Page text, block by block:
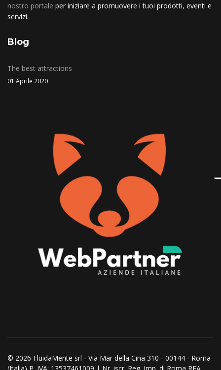
nostro portale per iniziare a promuovere i tuoi prodotti, eventi e
servizi.
Blog
The best attractions
01 Aprile 2020
© 2026 FluidaMente srl - Via Mar della Cina 310 - 00144 - Roma